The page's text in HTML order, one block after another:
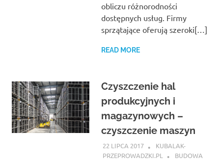
obliczu różnorodności
dostępnych usług. Firmy
sprzątające oferują szeroki[…]
READ MORE
Czyszczenie hal
produkcyjnych i
magazynowych –
czyszczenie maszyn
22 LIPCA 2017
KUBALAK-
PRZEPROWADZKI.PL
BUDOWA